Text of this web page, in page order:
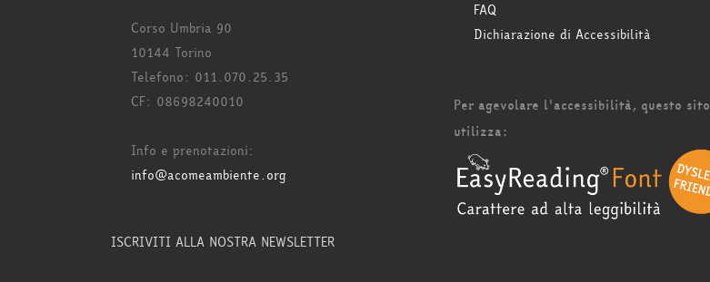
Corso Umbria 90
10144 Torino
Telefono: 011.070.25.35
CF: 08698240010
Info e prenotazioni:
info@acomeambiente.org
ISCRIVITI ALLA NOSTRA NEWSLETTER
FAQ
Dichiarazione di Accessibilità
Per agevolare l'accessibilità, questo sito
utilizza: